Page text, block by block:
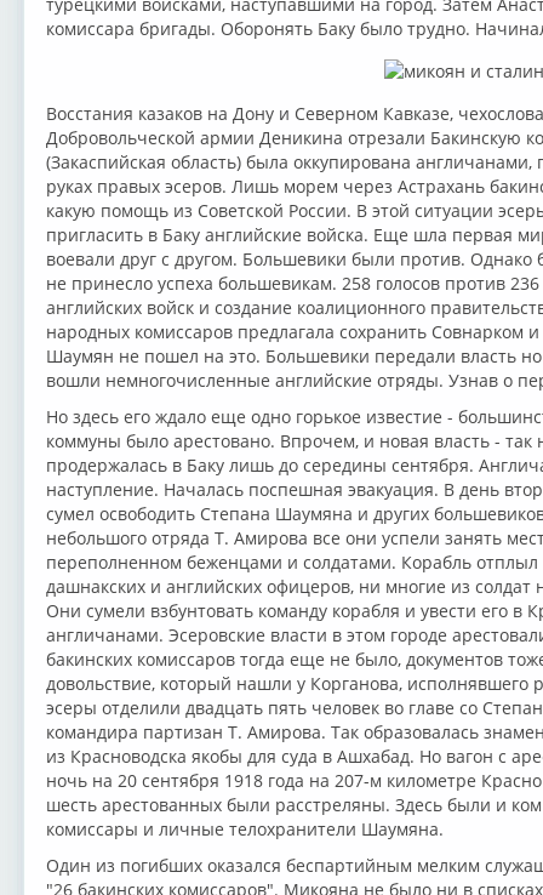
комиссара бригады. Оборонять Баку было трудно.
Восстания казаков на Дону и Северном Кавказе,
Добровольческой армии Деникина отрезали Бакинскую
(Закаспийская область) была оккупирована англичанами,
руках правых эсеров. Лишь морем через Астрахань
какую помощь из Советской России. В этой ситуации
пригласить в Баку английские войска. Еще шла первая
воевали друг с другом. Большевики были против. Однако
не принесло успеха большевикам. 258 голосов против
английских войск и создание коалиционного
народных комиссаров предлагала сохранить Совнарком
Шаумян не пошел на это. Большевики передали власть
вошли немногочисленные английские отряды. Узнав о
Но здесь его ждало еще одно горькое известие -
коммуны было арестовано. Впрочем, и новая власть - так
продержалась в Баку лишь до середины сентября.
наступление. Началась поспешная эвакуация. В день
сумел освободить Степана Шаумяна и других
небольшого отряда Т. Амирова все они успели занять
переполненном беженцами и солдатами. Корабль отплыл
дашнакских и английских офицеров, ни многие из солдат
Они сумели взбунтовать команду корабля и увести его в
англичанами. Эсеровские власти в этом городе
бакинских комиссаров тогда еще не было, документов
довольствие, который нашли у Корганова, исполнявшего
эсеры отделили двадцать пять человек во главе со
командира партизан Т. Амирова. Так образовалась
из Красноводска якобы для суда в Ашхабад. Но вагон с
ночь на 20 сентября 1918 года на 207-м километре
шесть арестованных были расстреляны. Здесь были и
комиссары и личные телохранители Шаумяна.
Один из погибших оказался беспартийным мелким
"26 бакинских комиссаров". Микояна не было ни в